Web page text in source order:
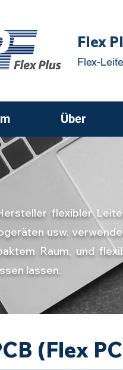
Flex
Flex-
Über
flexibler
usw.
Raum, und
lassen.
(Flex